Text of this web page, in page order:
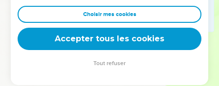
flocks are cut off from the fold, and there is no herd in the
stalls:
yet I will rejoice in Yahweh. I will be joyful in the God of
my salvation!
Yahweh, the Lord , is my strength. He makes my feet like
Choisir mes cookies
Accepter tous les cookies
Tout refuser